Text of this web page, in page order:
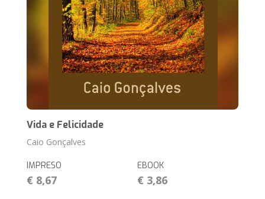
Vida e Felicidade
Caio Gonçalves
IMPRESO
€ 8,67
EBOOK
€ 3,86